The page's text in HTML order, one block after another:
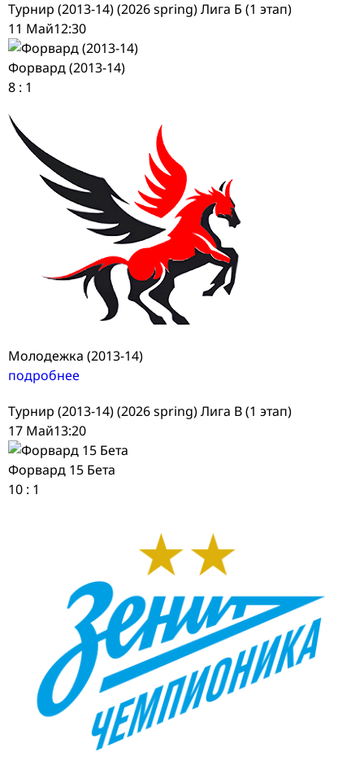
Турнир (2013-14) (2026 spring) Лига Б (1 этап)
11 Май12:30
Форвард (2013-14)
8 : 1
Молодежка (2013-14)
подробнее
Турнир (2013-14) (2026 spring) Лига В (1 этап)
17 Май13:20
Форвард 15 Бета
10 : 1